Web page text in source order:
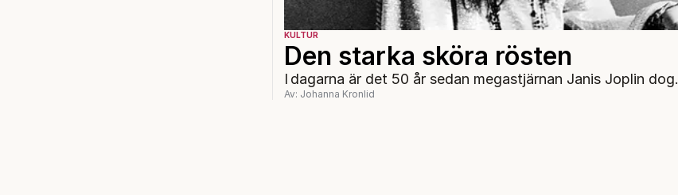
KULTUR
Den starka sköra rösten
I dagarna är det 50 år sedan megastjärnan Janis Joplin dog.
Av: Johanna Kronlid